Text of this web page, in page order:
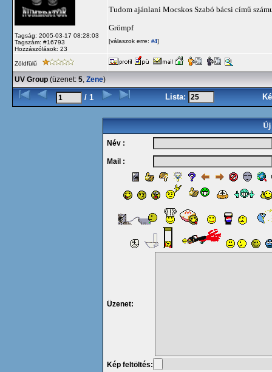
Tagság: 2005-03-17 08:28:03
Tagszám: #16793
Hozzászólások: 23
Tudom ajánlani Mocskos Szabó bácsi című
Grömpf
[válaszok erre: #4]
Zöldfülű
UV Group (üzenet: 5, Zene)
/ 1 Lista:
Új
Név :
Mail :
Üzenet:
Kép feltöltés: